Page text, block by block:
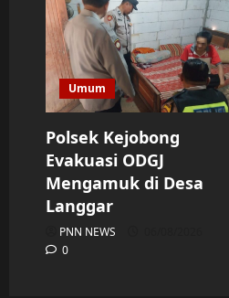
Umum
Polsek Kejobong
Evakuasi ODGJ
Mengamuk di Desa
Langgar
PNN NEWS
0